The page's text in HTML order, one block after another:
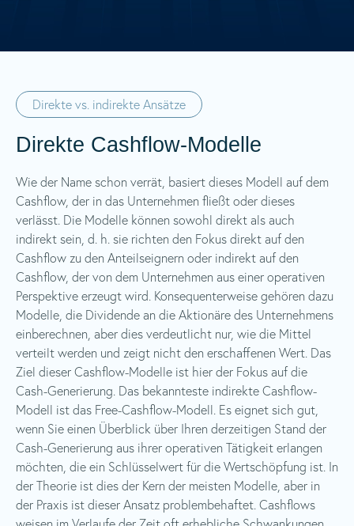
Direkte vs. indirekte Ansätze
Direkte Cashflow-Modelle
Wie der Name schon verrät, basiert dieses Modell auf dem
Cashflow, der in das Unternehmen fließt oder dieses
verlässt. Die Modelle können sowohl direkt als auch
indirekt sein, d. h. sie richten den Fokus direkt auf den
Cashflow zu den Anteilseignern oder indirekt auf den
Cashflow, der von dem Unternehmen aus einer operativen
Perspektive erzeugt wird. Konsequenterweise gehören dazu
Modelle, die Dividende an die Aktionäre des Unternehmens
einberechnen, aber dies verdeutlicht nur, wie die Mittel
verteilt werden und zeigt nicht den erschaffenen Wert. Das
Ziel dieser Cashflow-Modelle ist hier der Fokus auf die
Cash-Generierung. Das bekannteste indirekte Cashflow-
Modell ist das Free-Cashflow-Modell. Es eignet sich gut,
wenn Sie einen Überblick über Ihren derzeitigen Stand der
Cash-Generierung aus ihrer operativen Tätigkeit erlangen
möchten, die ein Schlüsselwert für die Wertschöpfung ist. In
der Theorie ist dies der Kern der meisten Modelle, aber in
der Praxis ist dieser Ansatz problembehaftet. Cashflows